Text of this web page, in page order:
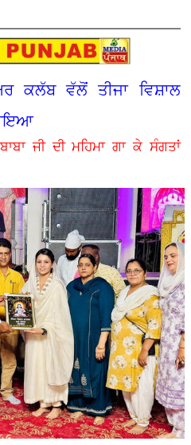
ਕਲੱਬ ਵੱਲੋਂ ਤੀਜਾ ਵਿਸ਼ਾਲ
ਜੀ ਦੀ ਮਹਿਮਾ ਗਾ ਕੇ ਸੰਗਤਾਂ